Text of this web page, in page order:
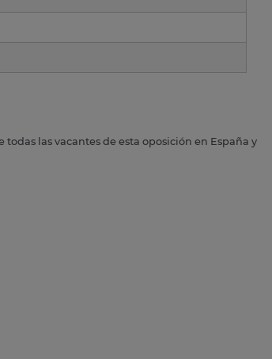
las vacantes de esta oposición en España y